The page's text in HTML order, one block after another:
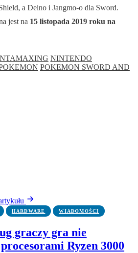
a Deino i Jangmo-o dla Sword.
jest na 15 listopada 2019 roku na
NINTENDO
POKEMON SWORD AND
HARDWARE WIADOMOŚCI
graczy gra nie
Ryzen 3000